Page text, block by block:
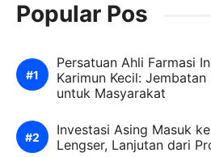
Popular Pos
Persatuan Ahli Farmasi
Karimun Kecil:
untuk Masyarakat
Investasi Asing Masuk
Lengser, Lanjutan dari